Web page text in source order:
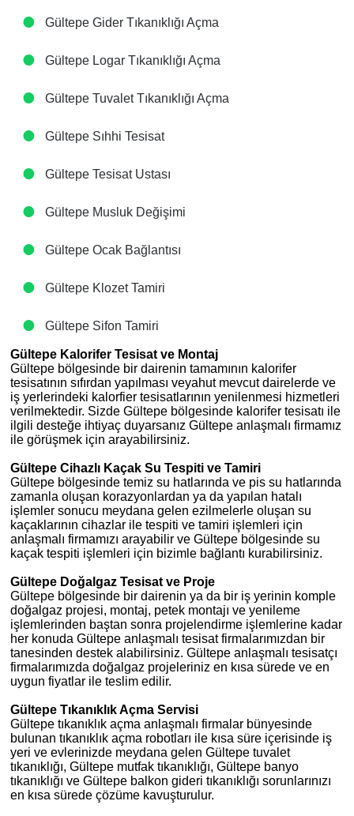
Gültepe Gider Tıkanıklığı Açma
Gültepe Logar Tıkanıklığı Açma
Gültepe Tuvalet Tıkanıklığı Açma
Gültepe Sıhhi Tesisat
Gültepe Tesisat Ustası
Gültepe Musluk Değişimi
Gültepe Ocak Bağlantısı
Gültepe Klozet Tamiri
Gültepe Sifon Tamiri
Gültepe Kalorifer Tesisat ve Montaj
Gültepe bölgesinde bir dairenin tamamının kalorifer
tesisatının sıfırdan yapılması veyahut mevcut dairelerde ve
iş yerlerindeki kalorfier tesisatlarının yenilenmesi hizmetleri
verilmektedir. Sizde Gültepe bölgesinde kalorifer tesisatı ile
ilgili desteğe ihtiyaç duyarsanız Gültepe anlaşmalı firmamız
ile görüşmek için arayabilirsiniz.
Gültepe Cihazlı Kaçak Su Tespiti ve Tamiri
Gültepe bölgesinde temiz su hatlarında ve pis su hatlarında
zamanla oluşan korazyonlardan ya da yapılan hatalı
işlemler sonucu meydana gelen ezilmelerle oluşan su
kaçaklarının cihazlar ile tespiti ve tamiri işlemleri için
anlaşmalı firmamızı arayabilir ve Gültepe bölgesinde su
kaçak tespiti işlemleri için bizimle bağlantı kurabilirsiniz.
Gültepe Doğalgaz Tesisat ve Proje
Gültepe bölgesinde bir dairenin ya da bir iş yerinin komple
doğalgaz projesi, montaj, petek montajı ve yenileme
işlemlerinden baştan sonra projelendirme işlemlerine kadar
her konuda Gültepe anlaşmalı tesisat firmalarımızdan bir
tanesinden destek alabilirsiniz. Gültepe anlaşmalı tesisatçı
firmalarımızda doğalgaz projeleriniz en kısa sürede ve en
uygun fiyatlar ile teslim edilir.
Gültepe Tıkanıklık Açma Servisi
Gültepe tıkanıklık açma anlaşmalı firmalar bünyesinde
bulunan tıkanıklık açma robotları ile kısa süre içerisinde iş
yeri ve evlerinizde meydana gelen Gültepe tuvalet
tıkanıklığı, Gültepe mutfak tıkanıklığı, Gültepe banyo
tıkanıklığı ve Gültepe balkon gideri tıkanıklığı sorunlarınızı
en kısa sürede çözüme kavuşturulur.